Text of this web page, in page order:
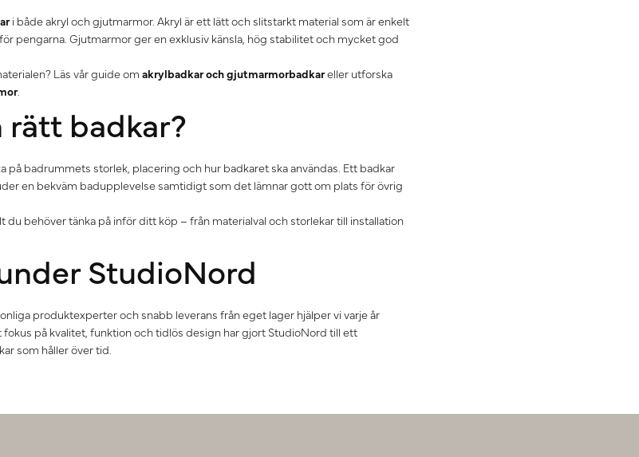
i både akryl och gjutmarmor. Akryl är ett lätt och slitstarkt material som är enkelt
pengarna. Gjutmarmor ger en exklusiv känsla, hög stabilitet och mycket god
Läs vår guide om akrylbadkar och gjutmarmorbadkareller utforska
.
rätt badkar?
på badrummets storlek, placering och hur badkaret ska användas. Ett badkar
en bekväm badupplevelse samtidigt som det lämnar gott om plats för övrig
du behöver tänka på inför ditt köp – från materialval och storlekar till installation
StudioNord
produktexperter och snabb leverans från eget lager hjälper vi varje år
på kvalitet, funktion och tidlös design har gjort StudioNord till ett
som håller över tid.